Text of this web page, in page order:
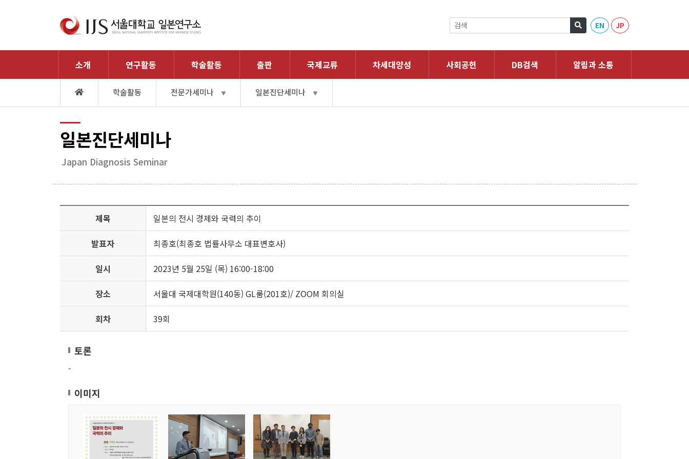
EN JP
소개 연구활동 학술활동 출판 국제교류 차세대양성 사회공헌 DB검색 알림과 소통
학술활동 전문가세미나 ▼ 일본진단세미나 ▼
일본진단세미나
Japan Diagnosis Seminar
제목 일본의 전시 경제와 국력의 추이
발표자 최종호(최종호 법률사무소 대표변호사)
일시 2023년 5월 25일 (목) 16:00-18:00
장소 서울대 국제대학원(140동) GL룸(201호)/ ZOOM 회의실
회차 39회
토론
-
이미지